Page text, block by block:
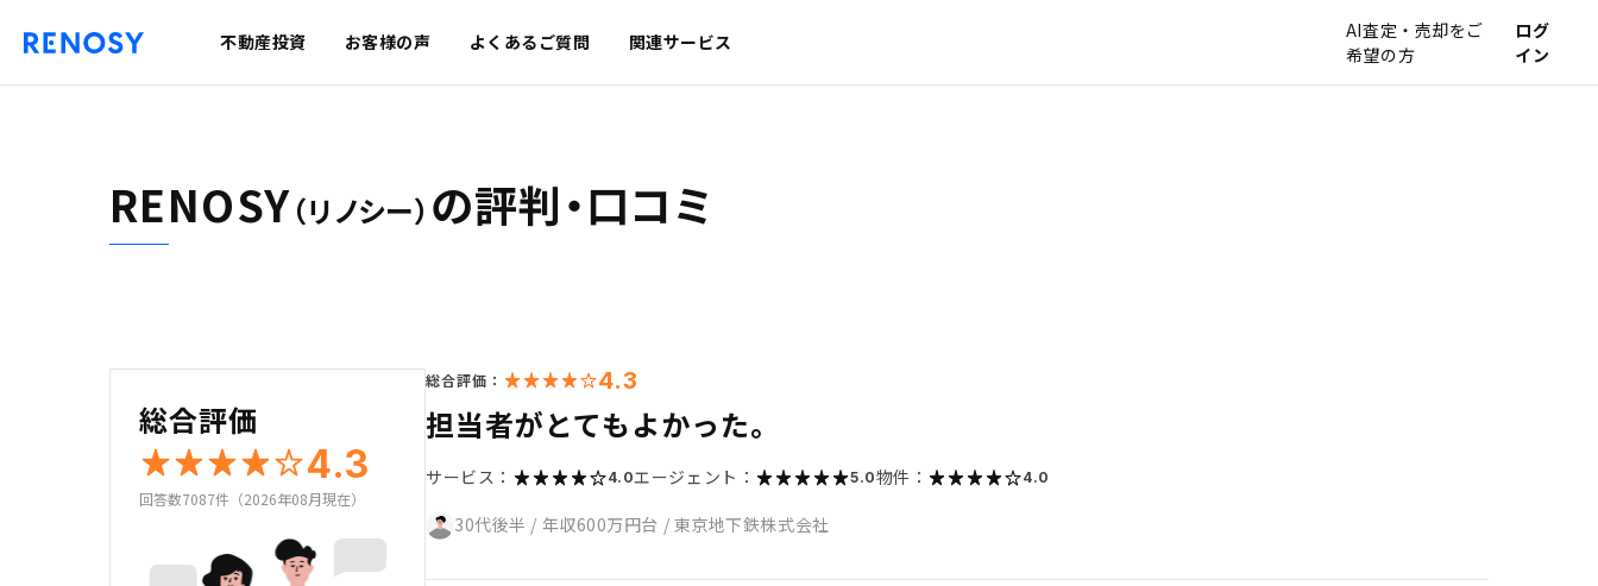
不動産投資 お客様の声 よくあるご質問 関連サービス
AI査定・売却をご
希望の方
ログ
イン
RENOSY（リノシー） の評判・口コミ
総合評価
4.3
回答数7087件（2026年08月現在）
総合評価： 4.3
担当者がとてもよかった。
サービス： 4.0エージェント： 5.0物件： 4.0
30代後半 / 年収600万円台 / 東京地下鉄株式会社